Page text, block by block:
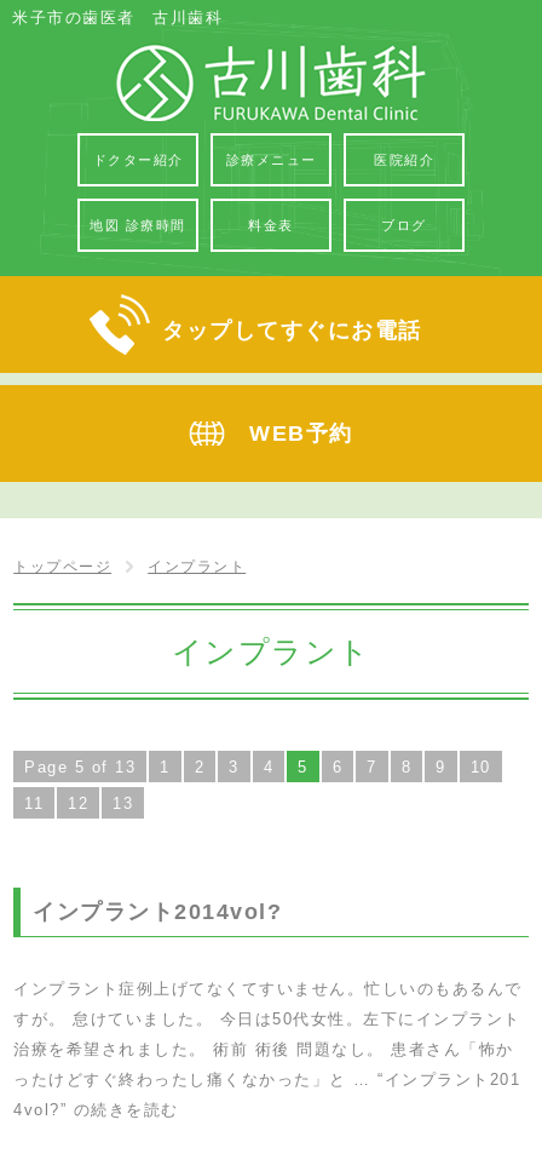
米子市の歯医者 古川歯科
ドクター紹介 診療メニュー 医院紹介
地図 診療時間 料金表 ブログ
タップしてすぐにお電話
WEB予約
トップページ インプラント
インプラント
Page 5 of 13 1 2 3 4 5 6 7 8 9
10
11
12 13
インプラント2014vol?
インプラント症例上げてなくてすいません。忙しいのもあるんで
すが。 怠けていました。 今日は50代女性。左下にインプラント
治療を希望されました。 術前 術後 問題なし。 患者さん「怖か
ったけどすぐ終わったし痛くなかった」と …“インプラント201
4vol?” の続きを読む